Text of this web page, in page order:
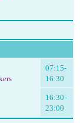
07:15-
16:30
16:30-
23:00